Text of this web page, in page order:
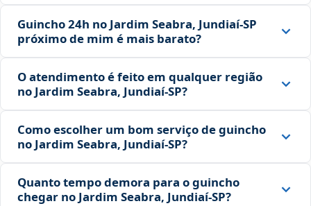
Guincho 24h no Jardim Seabra, Jundiaí‑SP
próximo de mim é mais barato?
O atendimento é feito em qualquer região
no Jardim Seabra, Jundiaí‑SP?
Como escolher um bom serviço de guincho
no Jardim Seabra, Jundiaí‑SP?
Quanto tempo demora para o guincho
chegar no Jardim Seabra, Jundiaí‑SP?